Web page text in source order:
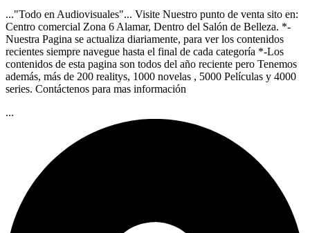
..."Todo en Audiovisuales"... Visite Nuestro punto de venta sito en:
Centro comercial Zona 6 Alamar, Dentro del Salón de Belleza. *-
Nuestra Pagina se actualiza diariamente, para ver los contenidos
recientes siempre navegue hasta el final de cada categoría *-Los
contenidos de esta pagina son todos del año reciente pero Tenemos
además, más de 200 realitys, 1000 novelas , 5000 Películas y 4000
series. Contáctenos para mas información
...